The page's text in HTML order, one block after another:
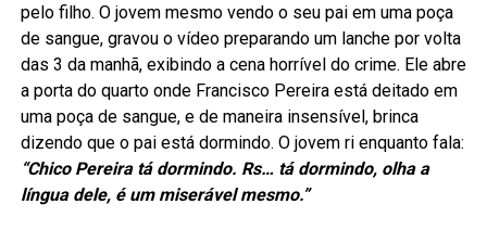
pelo filho. O jovem mesmo vendo o seu pai em uma poça
de sangue, gravou o vídeo preparando um lanche por volta
das 3 da manhã, exibindo a cena horrível do crime. Ele abre
a porta do quarto onde Francisco Pereira está deitado em
uma poça de sangue, e de maneira insensível, brinca
dizendo que o pai está dormindo. O jovem ri enquanto fala:
“Chico Pereira tá dormindo. Rs… tá dormindo, olha a
língua dele, é um miserável mesmo.”